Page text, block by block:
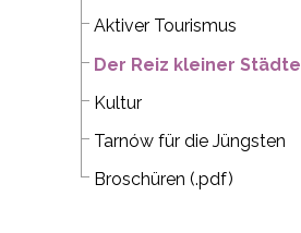
Aktiver Tourismus
Der Reiz kleiner Städte
Kultur
Tarnów für die Jüngsten
Broschüren (.pdf)